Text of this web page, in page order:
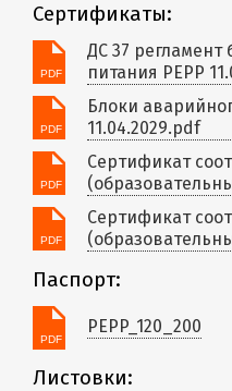
Сертификаты:
ДС 37 регламент
питания PEPP
Блоки
11.04.2029.pdf
Сертификат
Сертификат
Паспорт:
PEPP_120_200
Листовки: